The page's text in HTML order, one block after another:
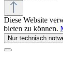
Diese Website
bieten zu können.
Nur technisch